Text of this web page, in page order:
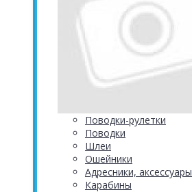
Поводки-рулетки
Поводки
Шлеи
Ошейники
Адресники, аксессуары
Карабины